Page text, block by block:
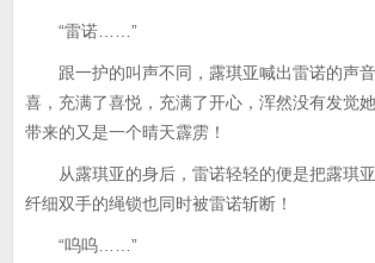
“雷诺……”
跟一护的叫声不同，露琪亚喊出雷诺的声
喜，充满了喜悦，充满了开心，浑然没有发觉
带来的又是一个晴天霹雳！
从露琪亚的身后，雷诺轻轻的便是把露琪亚
纤细双手的绳锁也同时被雷诺斩断！
“呜呜……”